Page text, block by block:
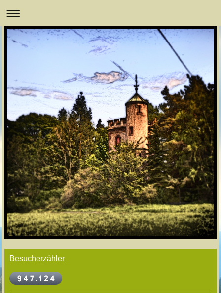
Besucherzähler